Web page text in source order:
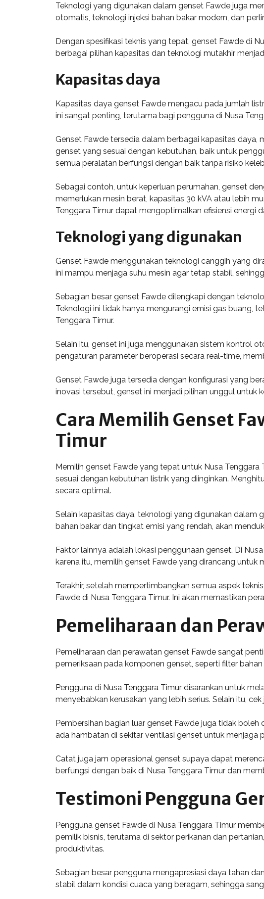
Teknologi yang digunakan dalam genset Fawde juga
otomatis, teknologi injeksi bahan bakar modern, dan
Dengan spesifikasi teknis yang tepat, genset Fawde di
berbagai pilihan kapasitas dan teknologi mutakhir
Kapasitas daya
Kapasitas daya genset Fawde mengacu pada jumlah
ini sangat penting, terutama bagi pengguna di Nusa
Genset Fawde tersedia dalam berbagai kapasitas daya,
genset yang sesuai dengan kebutuhan, baik untuk
semua peralatan berfungsi dengan baik tanpa risiko
Sebagai contoh, untuk keperluan perumahan, genset
memerlukan mesin berat, kapasitas 30 kVA atau lebih
Tenggara Timur dapat mengoptimalkan efisiensi energi
Teknologi yang digunakan
Genset Fawde menggunakan teknologi canggih yang
ini mampu menjaga suhu mesin agar tetap stabil,
Sebagian besar genset Fawde dilengkapi dengan
Teknologi ini tidak hanya mengurangi emisi gas buang,
Tenggara Timur.
Selain itu, genset ini juga menggunakan sistem kontrol
pengaturan parameter beroperasi secara real-time,
Genset Fawde juga tersedia dengan konfigurasi yang
inovasi tersebut, genset ini menjadi pilihan unggul untuk
Cara Memilih Genset
Timur
Memilih genset Fawde yang tepat untuk Nusa
sesuai dengan kebutuhan listrik yang diinginkan.
secara optimal.
Selain kapasitas daya, teknologi yang digunakan dalam
bahan bakar dan tingkat emisi yang rendah, akan
Faktor lainnya adalah lokasi penggunaan genset. Di
karena itu, memilih genset Fawde yang dirancang
Terakhir, setelah mempertimbangkan semua aspek
Fawde di Nusa Tenggara Timur. Ini akan memastikan
Pemeliharaan dan
Pemeliharaan dan perawatan genset Fawde sangat
pemeriksaan pada komponen genset, seperti filter
Pengguna di Nusa Tenggara Timur disarankan untuk
menyebabkan kerusakan yang lebih serius. Selain itu,
Pembersihan bagian luar genset Fawde juga tidak
ada hambatan di sekitar ventilasi genset untuk menjaga
Catat juga jam operasional genset supaya dapat
berfungsi dengan baik di Nusa Tenggara Timur dan
Testimoni Pengguna
Pengguna genset Fawde di Nusa Tenggara Timur
pemilik bisnis, terutama di sektor perikanan dan
produktivitas.
Sebagian besar pengguna mengapresiasi daya tahan
stabil dalam kondisi cuaca yang beragam, sehingga